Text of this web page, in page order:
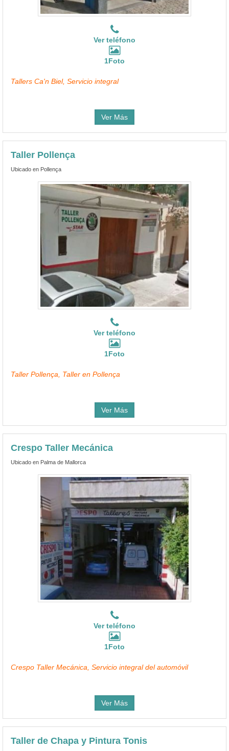
Ver teléfono
1Foto
Tallers Ca'n Biel, Servicio integral
Ver Más
Taller Pollença
Ubicado en Pollença
Ver teléfono
1Foto
Taller Pollença, Taller en Pollença
Ver Más
Crespo Taller Mecánica
Ubicado en Palma de Mallorca
Ver teléfono
1Foto
Crespo Taller Mecánica, Servicio integral del automóvil
Ver Más
Taller de Chapa y Pintura Tonis